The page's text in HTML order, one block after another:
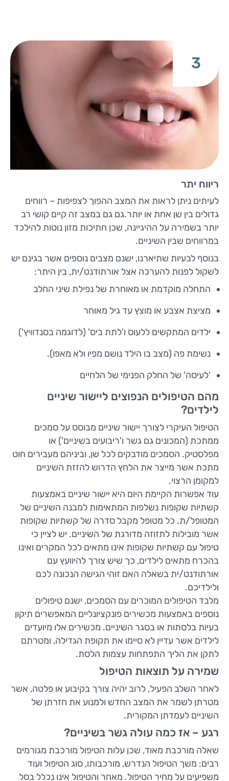
3
ריווח יתר
לעיתים ניתן לראות את המצב ההפוך לצפיפות – רווחים
גדולים בין שן אחת או יותר.גם גם במצב זה קיים קושי רב
יותר בשמירה על ההיגיינה, שכן חתיכות מזון נוטות להילכד
במרווחים שבין השיניים.
בנוסף לבעיות שתיארנו, ישנם מצבים נוספים אשר בגינם יש
לשקול לפנות להערכה אצל אורתודנט/ית, בין היתר:
התחלה מוקדמת או מאוחרת של נפילת שיני החלב
מציצת אצבע או מוצץ עד גיל מאוחר
ילדים המתקשים ללעוס ו'לתת ביס' (לדוגמה בסנדוויץ')
נשימת פה (מצב בו הילד נושם מפיו ולא מאפו).
'לעיסה' של החלק הפנימי של הלחיים
מהם הטיפולים הנפוצים ליישור שיניים
לילדים?
הטיפול העיקרי לצורך יישור שיניים מבוסס על סמכים
ממתכת (המכונים גם גשר ו'ריבועים בשיניים') או
מפלסטיק. הסמכים מודבקים לכל שן, וביניהם מעבירים חוט
מתכת אשר מייצר את הלחץ הדרוש להזזת השיניים
למקומן הרצוי.
עוד אפשרות הקיימת היום היא יישור שיניים באמצעות
קשתיות שקופות נשלפות המתאימות למבנה השיניים של
המטופל/ת. כל מטופל מקבל סדרה של קשתיות שקופות
אשר מובילות לתזוזה מדורגת של השיניים. יש לציין כי
טיפול עם קשתיות שקופות אינו מתאים לכל המקרים ואינו
בהכרח מתאים לילדים, כך שיש צורך להיוועץ עם
אורתודנט/ית בשאלה האם זוהי הגישה הנכונה לכם
ולילדיכם.
מלבד הטיפולים המוכרים עם הסמכים, ישנם טיפולים
נוספים באמצעות מכשירים פונקציונליים המאפשרים תיקון
בעיות בלסתות או בסגר השיניים. מכשירים אלו מיועדים
לילדים אשר עדיין לא סיימו את תקופת הגדילה, ומטרתם
לתקן את הליך התפתחות עצמות הלסת.
שמירה על תוצאות הטיפול
לאחר השלב הפעיל, לרוב יהיה צורך בקיבוע או פלטה, אשר
מטרתן לשמר את המצב החדש ולמנוע את חזרתן של
השיניים לעמדתן המקורית.
רגע – אז כמה עולה גשר בשיניים?
שאלה מורכבת מאוד, שכן עלות הטיפול מורכבת מגורמים
רבים: משך הטיפול הנדרש, מורכבותו, סוג הטיפול ועוד
משפיעים על מחיר הטיפול. מאחר והטיפול אינו נכלל בסל